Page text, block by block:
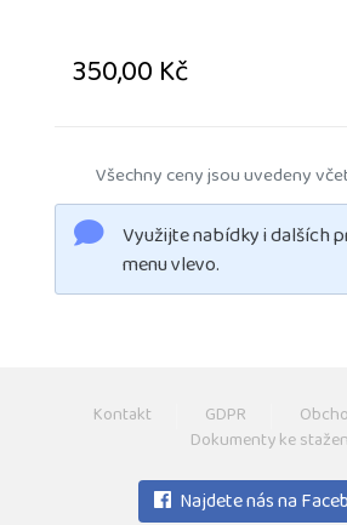
350,00 Kč
Všechny ceny jsou uvedeny
Využijte nabídky i dalších
menu vlevo.
Kontakt GDPR
Dokumenty ke
Najdete nás na